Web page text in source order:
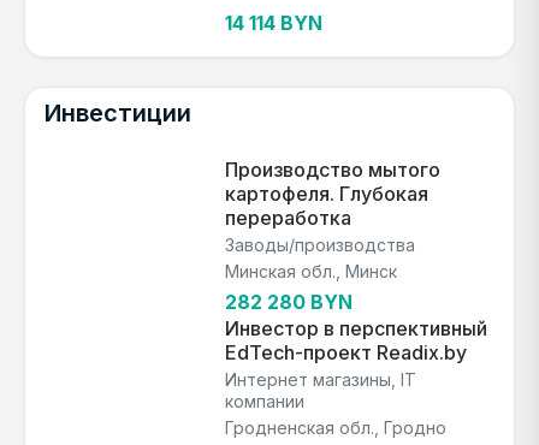
14 114 BYN
Инвестиции
Производство мытого
картофеля. Глубокая
переработка
Заводы/производства
Минская обл., Минск
282 280 BYN
Инвестор в перспективный
EdTech-проект Readix.by
Интернет магазины, IT
компании
Гродненская обл., Гродно